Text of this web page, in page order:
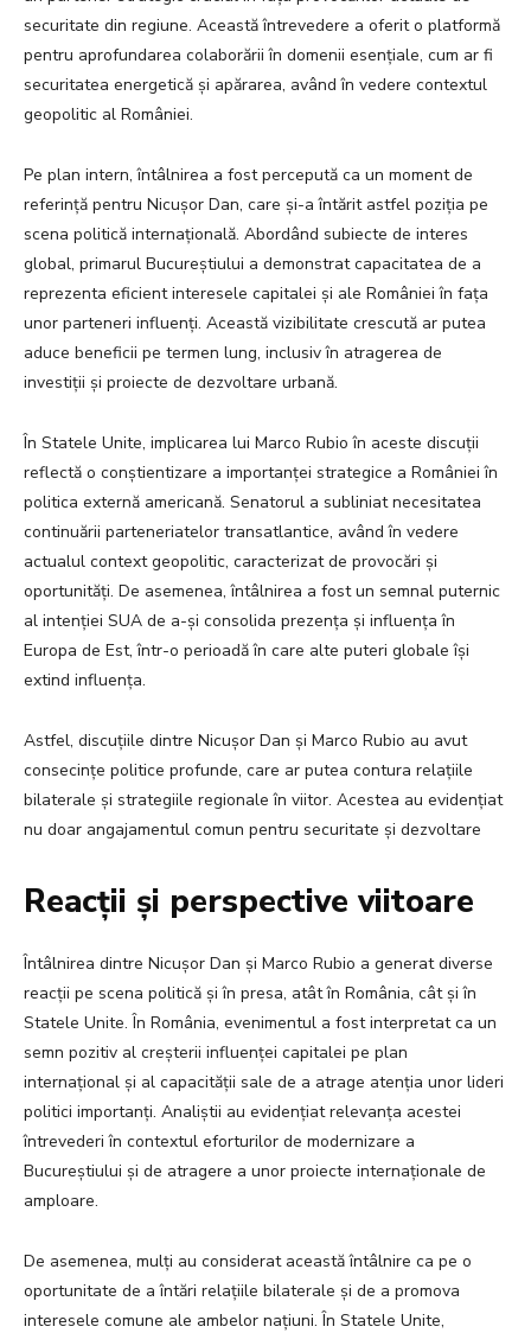
securitate din regiune. Această întrevedere a oferit o platformă
pentru aprofundarea colaborării în domenii esențiale, cum ar fi
securitatea energetică și apărarea, având în vedere contextul
geopolitic al României.
Pe plan intern, întâlnirea a fost percepută ca un moment de
referință pentru Nicușor Dan, care și-a întărit astfel poziția pe
scena politică internațională. Abordând subiecte de interes
global, primarul Bucureștiului a demonstrat capacitatea de a
reprezenta eficient interesele capitalei și ale României în fața
unor parteneri influenți. Această vizibilitate crescută ar putea
aduce beneficii pe termen lung, inclusiv în atragerea de
investiții și proiecte de dezvoltare urbană.
În Statele Unite, implicarea lui Marco Rubio în aceste discuții
reflectă o conștientizare a importanței strategice a României în
politica externă americană. Senatorul a subliniat necesitatea
continuării parteneriatelor transatlantice, având în vedere
actualul context geopolitic, caracterizat de provocări și
oportunități. De asemenea, întâlnirea a fost un semnal puternic
al intenției SUA de a-și consolida prezența și influența în
Europa de Est, într-o perioadă în care alte puteri globale își
extind influența.
Astfel, discuțiile dintre Nicușor Dan și Marco Rubio au avut
consecințe politice profunde, care ar putea contura relațiile
bilaterale și strategiile regionale în viitor. Acestea au evidențiat
nu doar angajamentul comun pentru securitate și dezvoltare
Reacții și perspective viitoare
Întâlnirea dintre Nicușor Dan și Marco Rubio a generat diverse
reacții pe scena politică și în presa, atât în România, cât și în
Statele Unite. În România, evenimentul a fost interpretat ca un
semn pozitiv al creșterii influenței capitalei pe plan
internațional și al capacității sale de a atrage atenția unor lideri
politici importanți. Analiștii au evidențiat relevanța acestei
întrevederi în contextul eforturilor de modernizare a
Bucureștiului și de atragere a unor proiecte internaționale de
amploare.
De asemenea, mulți au considerat această întâlnire ca pe o
oportunitate de a întări relațiile bilaterale și de a promova
interesele comune ale ambelor națiuni. În Statele Unite,